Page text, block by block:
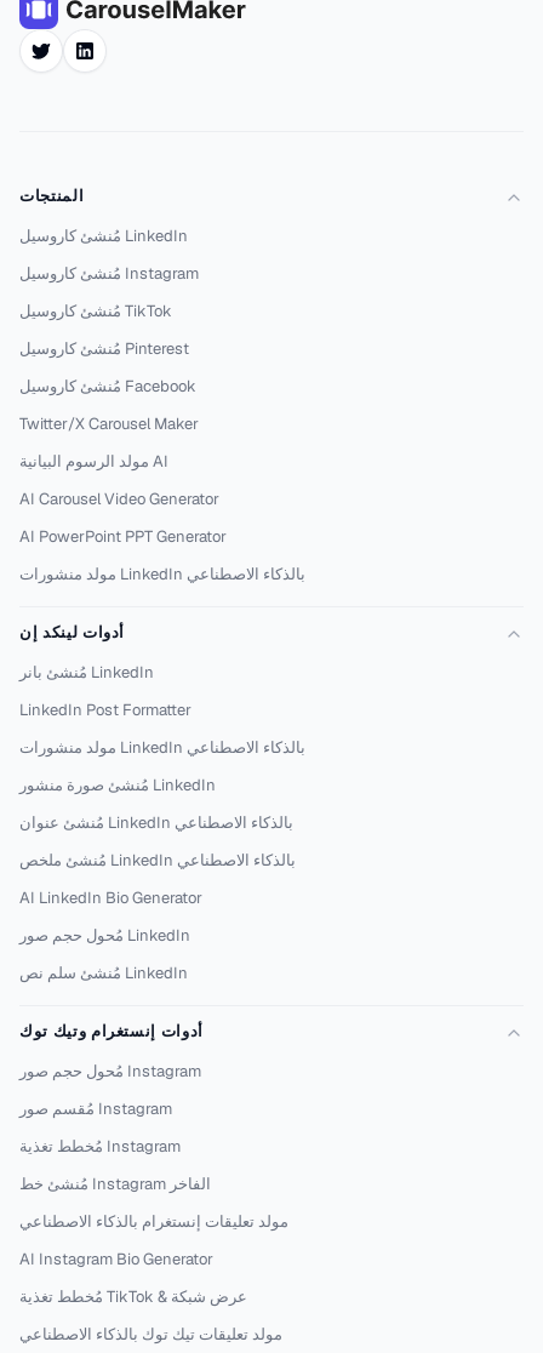
تويتر لينكد إن
المنتجات
مُنشئ كاروسيل LinkedIn
مُنشئ كاروسيل Instagram
مُنشئ كاروسيل TikTok
مُنشئ كاروسيل Pinterest
مُنشئ كاروسيل Facebook
Twitter/X Carousel Maker
مولد الرسوم البيانية AI
AI Carousel Video Generator
AI PowerPoint PPT Generator
مولد منشورات LinkedIn بالذكاء الاصطناعي
أدوات لينكد إن
مُنشئ بانر LinkedIn
LinkedIn Post Formatter
مولد منشورات LinkedIn بالذكاء الاصطناعي
مُنشئ صورة منشور LinkedIn
مُنشئ عنوان LinkedIn بالذكاء الاصطناعي
مُنشئ ملخص LinkedIn بالذكاء الاصطناعي
AI LinkedIn Bio Generator
مُحول حجم صور LinkedIn
مُنشئ سلم نص LinkedIn
أدوات إنستغرام وتيك توك
مُحول حجم صور Instagram
مُقسم صور Instagram
مُخطط تغذية Instagram
مُنشئ خط Instagram الفاخر
مولد تعليقات إنستغرام بالذكاء الاصطناعي
AI Instagram Bio Generator
مُخطط تغذية TikTok & عرض شبكة
مولد تعليقات تيك توك بالذكاء الاصطناعي